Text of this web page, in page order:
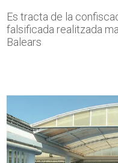
Es tracta de la
falsificada realitzada
Balears